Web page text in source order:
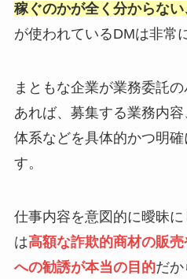
稼ぐのかが全く分からな
が使われているDMは非常
まともな企業が業務委託
あれば、募集する業務内
体系などを具体的かつ明
す。
仕事内容を意図的に曖昧
は高額な詐欺的商材の販
への勧誘が本当の目的だか